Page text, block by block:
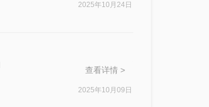
2025年10月24日
查看详情 >
2025年10月09日